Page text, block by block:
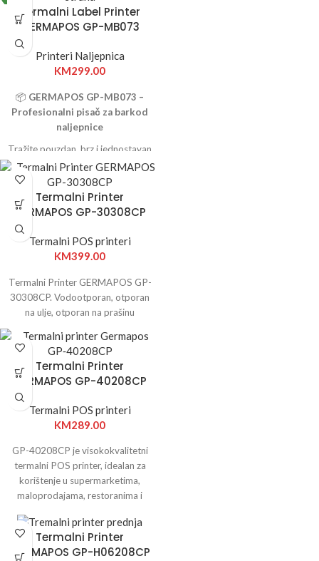
GERMAPOS GP-801Hje savršen
izbor za svaku modernu trgovinu,
skladište, logistički centar ili
proizvodni pogon.
Termalni Label Printer
GERMAPOS GP-MB073
Printeri Naljepnica
KM299.00
📦 GERMAPOS GP-MB073 –
Profesionalni pisač za barkod
naljepnice
Tražite pouzdan, brz i jednostavan
pisač barkod naljepnica?
GERMAPOS GP-MB073
savršen izbor za svaku modernu
trgovinu, skladište, logistički
Termalni Printer
GERMAPOS GP-30308CP
Termalni POS printeri
KM399.00
Termalni Printer GERMAPOS GP-
30308CP. Vodootporan, otporan
na ulje, otporan na prašinu
Termalni Printer
GERMAPOS GP-40208CP
Termalni POS printeri
KM289.00
GP-40208CP je visokokvalitetni
termalni POS printer, idealan za
korištenje u supermarketima,
maloprodajama, restoranima i
zahtijevaju brz i pouzdan ispis
računa.
Termalni Printer
GERMAPOS GP-H06208CP